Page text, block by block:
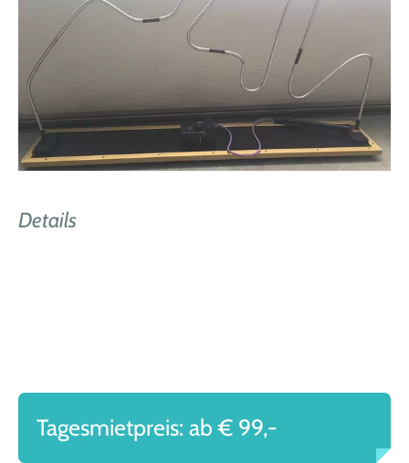
Details
Tagesmietpreis: ab € 99,-